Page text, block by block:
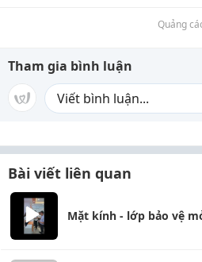
Quảng
Tham gia bình luận
Bài viết liên quan
Mặt kính - lớp bảo vệ